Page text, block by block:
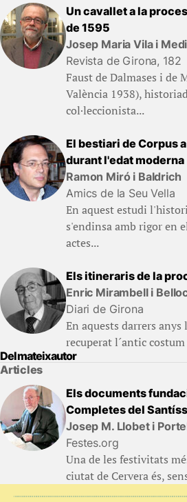
Un cavallet a la
de 1595
Josep Maria Vila i
Revista de Girona, 182
Faust de Dalmases i de
València 1938),
col·leccionista...
El bestiari de Corpus
durant l'edat moderna
Ramon Miró i Baldrich
Amics de la Seu Vella
En aquest estudi
s'endinsa amb rigor en
actes...
Els itineraris de la
Enric Mirambell i
Diari de Girona
En aquests darrers anys
recuperat l´antic
Del mateix autor
Articles
Els documents
Completes del
Josep M. Llobet i
Festes.org
Una de les festivitats
ciutat de Cervera és,